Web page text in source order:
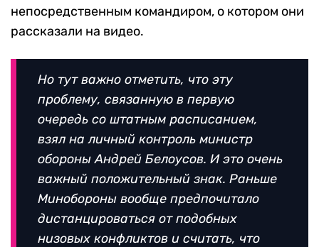
непосредственным командиром, о котором они
рассказали на видео.
Но тут важно отметить, что эту
проблему, связанную в первую
очередь со штатным расписанием,
взял на личный контроль министр
обороны Андрей Белоусов. И это очень
важный положительный знак. Раньше
Минобороны вообще предпочитало
дистанцироваться от подобных
низовых конфликтов и считать, что